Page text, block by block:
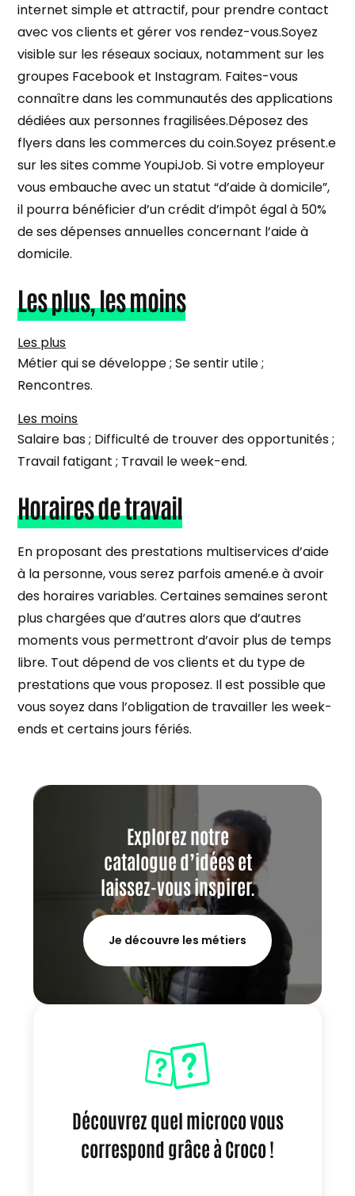
internet simple et attractif, pour prendre contact
avec vos clients et gérer vos rendez-vous.Soyez
visible sur les réseaux sociaux, notamment sur les
groupes Facebook et Instagram. Faites-vous
connaître dans les communautés des applications
dédiées aux personnes fragilisées.Déposez des
flyers dans les commerces du coin.Soyez présent.e
sur les sites comme YoupiJob. Si votre employeur
vous embauche avec un statut “d’aide à domicile”,
il pourra bénéficier d’un crédit d’impôt égal à 50%
de ses dépenses annuelles concernant l’aide à
domicile.
Les plus, les moins
Les plus
Métier qui se développe ; Se sentir utile ;
Rencontres.
Les moins
Salaire bas ; Difficulté de trouver des opportunités ;
Travail fatigant ; Travail le week-end.
Horaires de travail
En proposant des prestations multiservices d’aide
à la personne, vous serez parfois amené.e à avoir
des horaires variables. Certaines semaines seront
plus chargées que d’autres alors que d’autres
moments vous permettront d’avoir plus de temps
libre. Tout dépend de vos clients et du type de
prestations que vous proposez. Il est possible que
vous soyez dans l’obligation de travailler les week-
ends et certains jours fériés.
Explorez notre
catalogue d’idées et
laissez-vous inspirer.
Je découvre les métiers
Découvrez quel microco vous
correspond grâce à Croco !